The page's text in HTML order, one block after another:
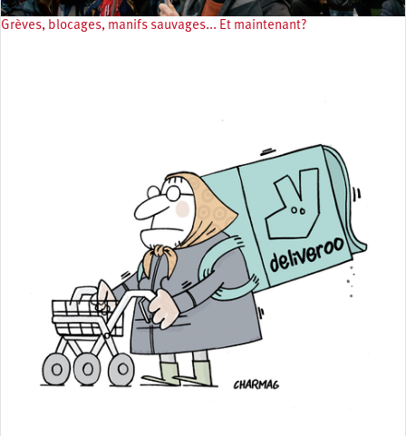
Grèves, blocages, manifs sauvages... Et maintenant?